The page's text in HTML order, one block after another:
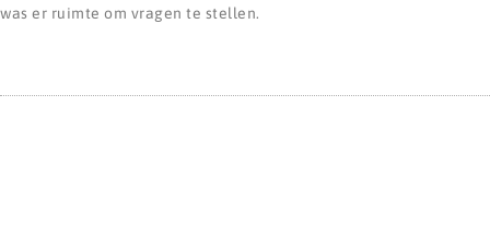
was er ruimte om vragen te stellen.